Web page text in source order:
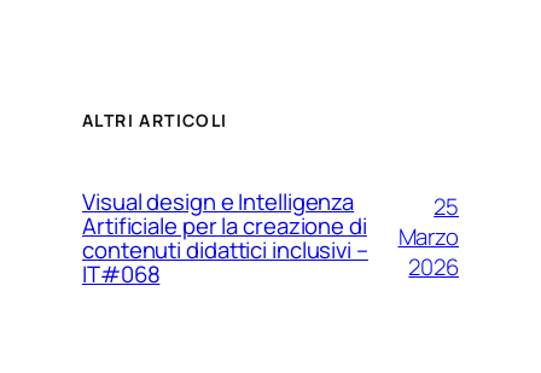
ALTRI ARTICOLI
Visual design e Intelligenza
Artificiale per la creazione di
contenuti didattici inclusivi –
IT#068
25
Marzo
2026